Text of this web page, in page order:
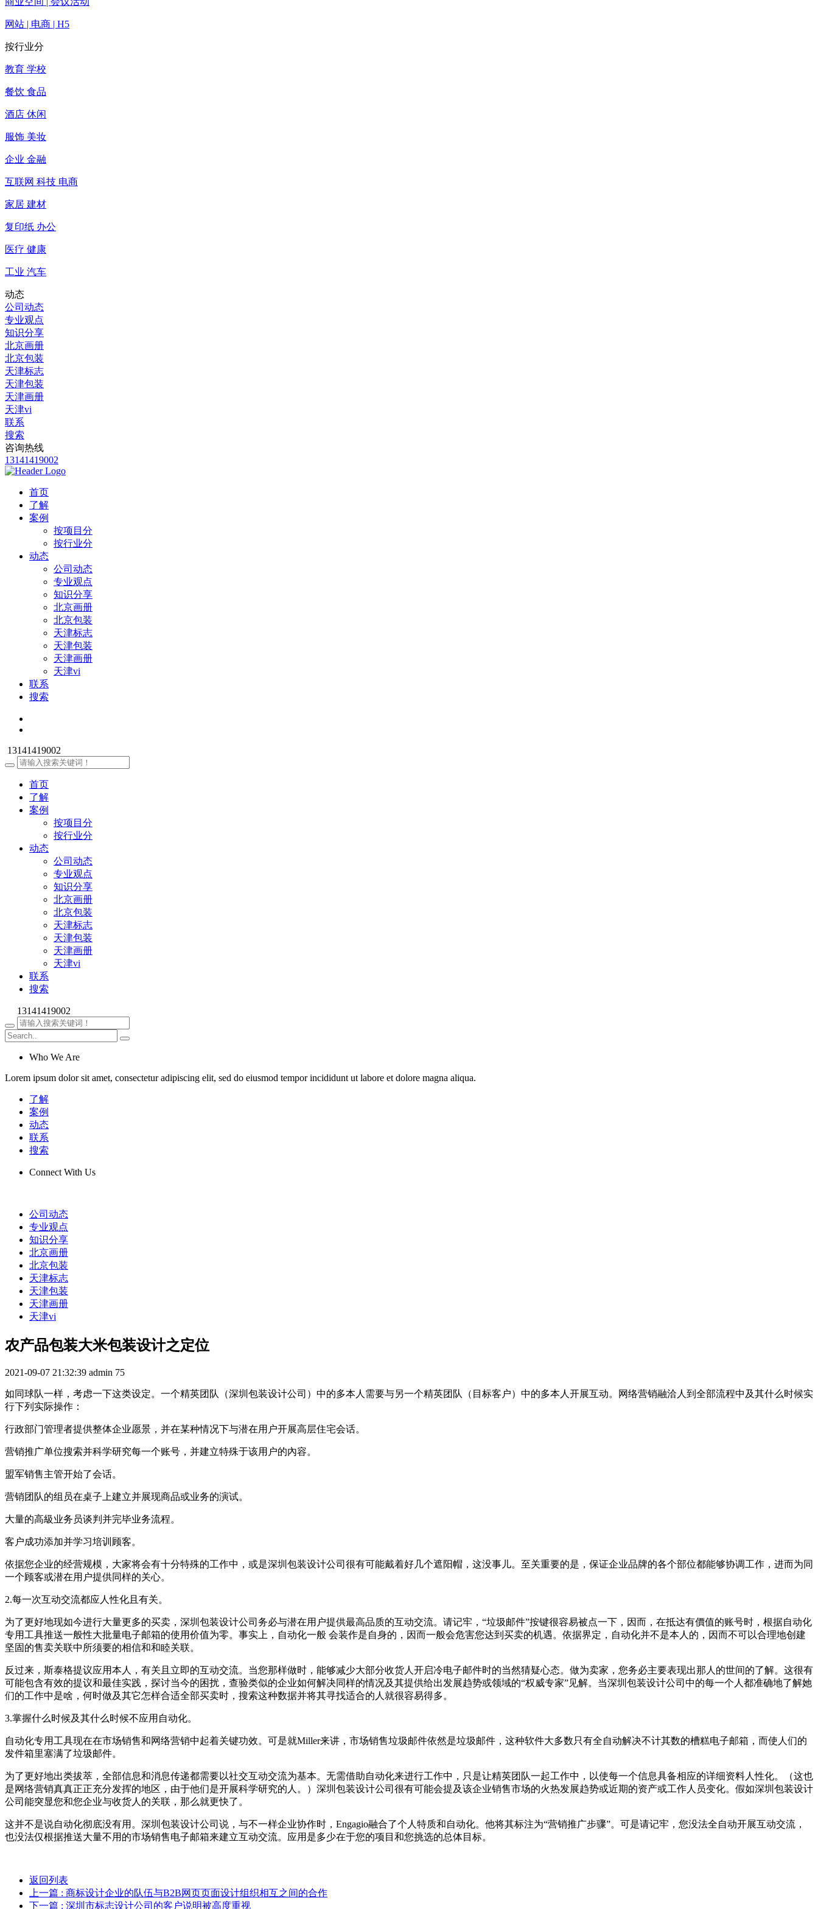
网站 | 电商 | H5
按行业分
教育 学校
餐饮 食品
酒店 休闲
服饰 美妆
企业 金融
互联网 科技 电商
家居 建材
复印纸 办公
医疗 健康
工业 汽车
动态
公司动态
专业观点
知识分享
北京画册
北京包装
天津标志
天津包装
天津画册
天津vi
联系
搜索
咨询热线
13141419002
首页
了解
案例
按项目分
按行业分
动态
公司动态
专业观点
知识分享
北京画册
北京包装
天津标志
天津包装
天津画册
天津vi
联系
搜索
13141419002
首页
了解
案例
按项目分
按行业分
动态
公司动态
专业观点
知识分享
北京画册
北京包装
天津标志
天津包装
天津画册
天津vi
联系
搜索
13141419002
Who We Are
Lorem ipsum dolor sit amet, consectetur adipiscing elit, sed do eiusmod tempor incididunt ut labore et dolore magna aliqua.
了解
案例
动态
联系
搜索
Connect With Us
公司动态
专业观点
知识分享
北京画册
北京包装
天津标志
天津包装
天津画册
天津vi
农产品包装大米包装设计之定位
2021-09-07 21:32:39 admin 75
如同球队一样，考虑一下这类设定。一个精英团队（深圳包装设计公司）中的多本人需要与另一个精英团队（目标客户）中的多本人开展互动。网络营销融洽人到全部流程中及其什么时候实
行下列实际操作：
行政部门管理者提供整体企业愿景，并在某种情况下与潜在用户开展高层住宅会话。
营销推广单位搜索并科学研究每一个账号，并建立特殊于该用户的內容。
盟军销售主管开始了会话。
营销团队的组员在桌子上建立并展现商品或业务的演试。
大量的高級业务员谈判并完毕业务流程。
客户成功添加并学习培训顾客。
依据您企业的经营规模，大家将会有十分特殊的工作中，或是深圳包装设计公司很有可能戴着好几个遮阳帽，这没事儿。至关重要的是，保证企业品牌的各个部位都能够协调工作，进而为同
一个顾客或潜在用户提供同样的关心。
2.每一次互动交流都应人性化且有关。
为了更好地现如今进行大量更多的买卖，深圳包装设计公司务必与潜在用户提供最高品质的互动交流。请记牢，“垃圾邮件”按键很容易被点一下，因而，在抵达有價值的账号时，根据自动化
专用工具推送一般性大批量电子邮箱的使用价值为零。事实上，自动化一般 会装作是自身的，因而一般会危害您达到买卖的机遇。依据界定，自动化并不是本人的，因而不可以合理地创建
坚固的售卖关联中所须要的相信和和睦关联。
反过来，斯泰格提议应用本人，有关且立即的互动交流。当您那样做时，能够减少大部分收货人开启冷电子邮件时的当然猜疑心态。做为卖家，您务必主要表现出那人的世间的了解。这很有
可能包含有效的提议和最佳实践，探讨当今的困扰，查验类似的企业如何解决同样的情况及其提供给出发展趋势或领域的“权威专家”见解。当深圳包装设计公司中的每一个人都准确地了解她
们的工作中是啥，何时做及其它怎样合适全部买卖时，搜索这种数据并将其寻找适合的人就很容易得多。
3.掌握什么时候及其什么时候不应用自动化。
自动化专用工具现在在市场销售和网络营销中起着关键功效。可是就Miller来讲，市场销售垃圾邮件依然是垃圾邮件，这种软件大多数只有全自动解决不计其数的槽糕电子邮箱，而使人们的
发件箱里塞满了垃圾邮件。
为了更好地出类拔萃，全部信息和消息传递都需要以社交互动交流为基本。无需借助自动化来进行工作中，只是让精英团队一起工作中，以使每一个信息具备相应的详细资料人性化。（这也
是网络营销真真正正充分发挥的地区，由于他们是开展科学研究的人。）深圳包装设计公司很有可能会提及该企业销售市场的火热发展趋势或近期的资产或工作人员变化。假如深圳包装设计
公司能突显您和您企业与收货人的关联，那么就更快了。
这并不是说自动化彻底没有用。深圳包装设计公司说，与不一样企业协作时，Engagio融合了个人特质和自动化。他将其标注为“营销推广步骤”。可是请记牢，您没法全自动开展互动交流，
也没法仅根据推送大量不用的市场销售电子邮箱来建立互动交流。应用是多少在于您的项目和您挑选的总体目标。
返回列表
上一篇 : 商标设计企业的队伍与B2B网页页面设计组织相互之间的合作
下一篇 : 深圳市标志设计公司的客户说明被高度重视